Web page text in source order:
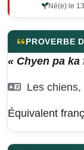
Né(e) le
PROVERBE
« Chyen pa ka
Les
Équivalent